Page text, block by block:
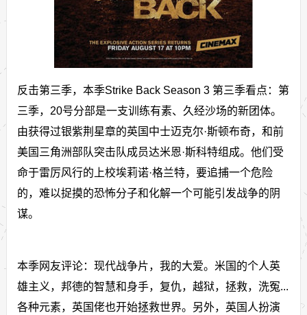
反击第三季，本季Strike Back Season 3 第三季看点：第
三季，20号分部是一支训练有素、久经沙场的新团体。
由获得过银紫荆星章的英国中士迈克尔·斯顿布奇，和前
美国三角洲部队突击队成员达米恩·斯科特组成。他们受
命于雷厉风行的上校埃莉诺·格兰特，要追捕一个危险
的，难以捉摸的恐怖分子和化解一个可能引发战争的阴
谋。
本季网友评论：现代战争片，我的大爱。米国的个人英
雄主义，邦德的智慧和身手，复仇，越狱，拯救，洗冤...
各种元素，英国佬也开始拯救世界。另外，英国人扮演